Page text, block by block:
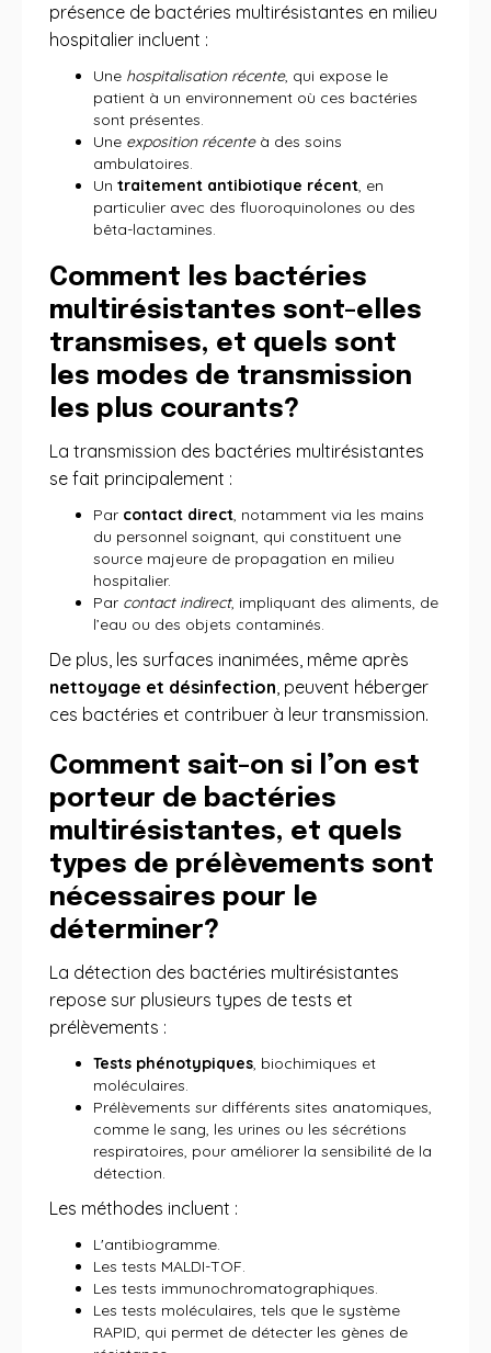
présence de bactéries multirésistantes en milieu
hospitalier incluent :
Une hospitalisation récente, qui expose le
patient à un environnement où ces bactéries
sont présentes.
Une exposition récenteà des soins
ambulatoires.
Un traitement antibiotique récent, en
particulier avec des fluoroquinolones ou des
bêta-lactamines.
Comment les bactéries
multirésistantes sont-elles
transmises, et quels sont
les modes de transmission
les plus courants?
La transmission des bactéries multirésistantes
se fait principalement :
Par contact direct, notamment via les mains
du personnel soignant, qui constituent une
source majeure de propagation en milieu
hospitalier.
Par contact indirect, impliquant des aliments, de
l’eau ou des objets contaminés.
De plus, les surfaces inanimées, même après
nettoyage et désinfection, peuvent héberger
ces bactéries et contribuer à leur transmission.
Comment sait-on si l’on est
porteur de bactéries
multirésistantes, et quels
types de prélèvements sont
nécessaires pour le
déterminer?
La détection des bactéries multirésistantes
repose sur plusieurs types de tests et
prélèvements :
Tests phénotypiques, biochimiques et
moléculaires.
Prélèvements sur différents sites anatomiques,
comme le sang, les urines ou les sécrétions
respiratoires, pour améliorer la sensibilité de la
détection.
Les méthodes incluent :
L'antibiogramme.
Les tests MALDI-TOF.
Les tests immunochromatographiques.
Les tests moléculaires, tels que le système
RAPID, qui permet de détecter les gènes de